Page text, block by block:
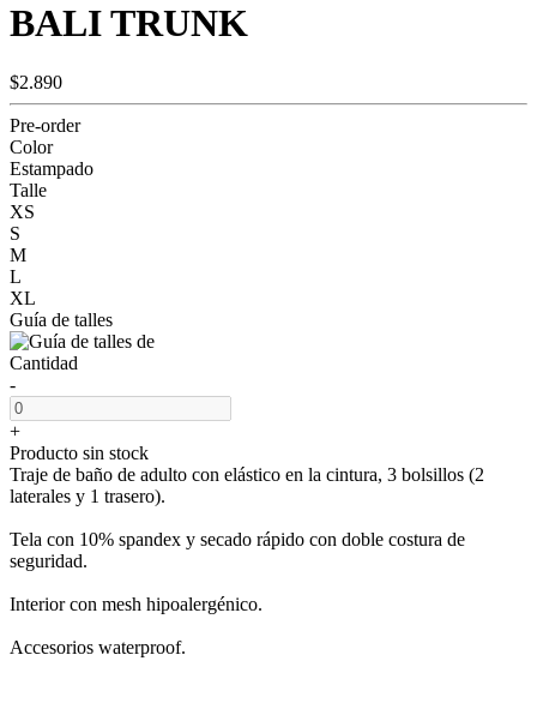
BALI TRUNK
$2.890
Pre-order
Color
Estampado
Talle
XS
S
M
L
XL
Guía de talles
Cantidad
-
+
Producto sin stock
Traje de baño de adulto con elástico en la cintura, 3 bolsillos (2
laterales y 1 trasero).
Tela con 10% spandex y secado rápido con doble costura de
seguridad.
Interior con mesh hipoalergénico.
Accesorios waterproof.